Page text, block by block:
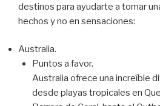
destinos para ayudarte a tomar
hechos y no en sensaciones:
Australia.
Puntos a favor.
Australia ofrece una increíble
desde playas tropicales en